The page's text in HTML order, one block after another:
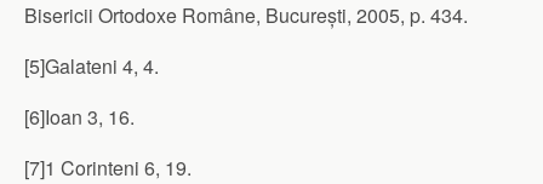
Bisericii Ortodoxe Române, București, 2005, p. 434.
[5]Galateni 4, 4.
[6]Ioan 3, 16.
[7]1 Corinteni 6, 19.